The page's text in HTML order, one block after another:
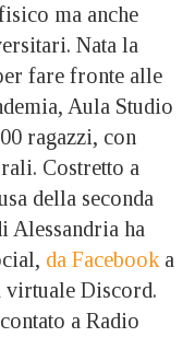
ma anche
Nata la
fare fronte alle
Aula Studio
ragazzi, con
Costretto a
della seconda
Alessandria ha
da Facebook a
Discord.
a Radio